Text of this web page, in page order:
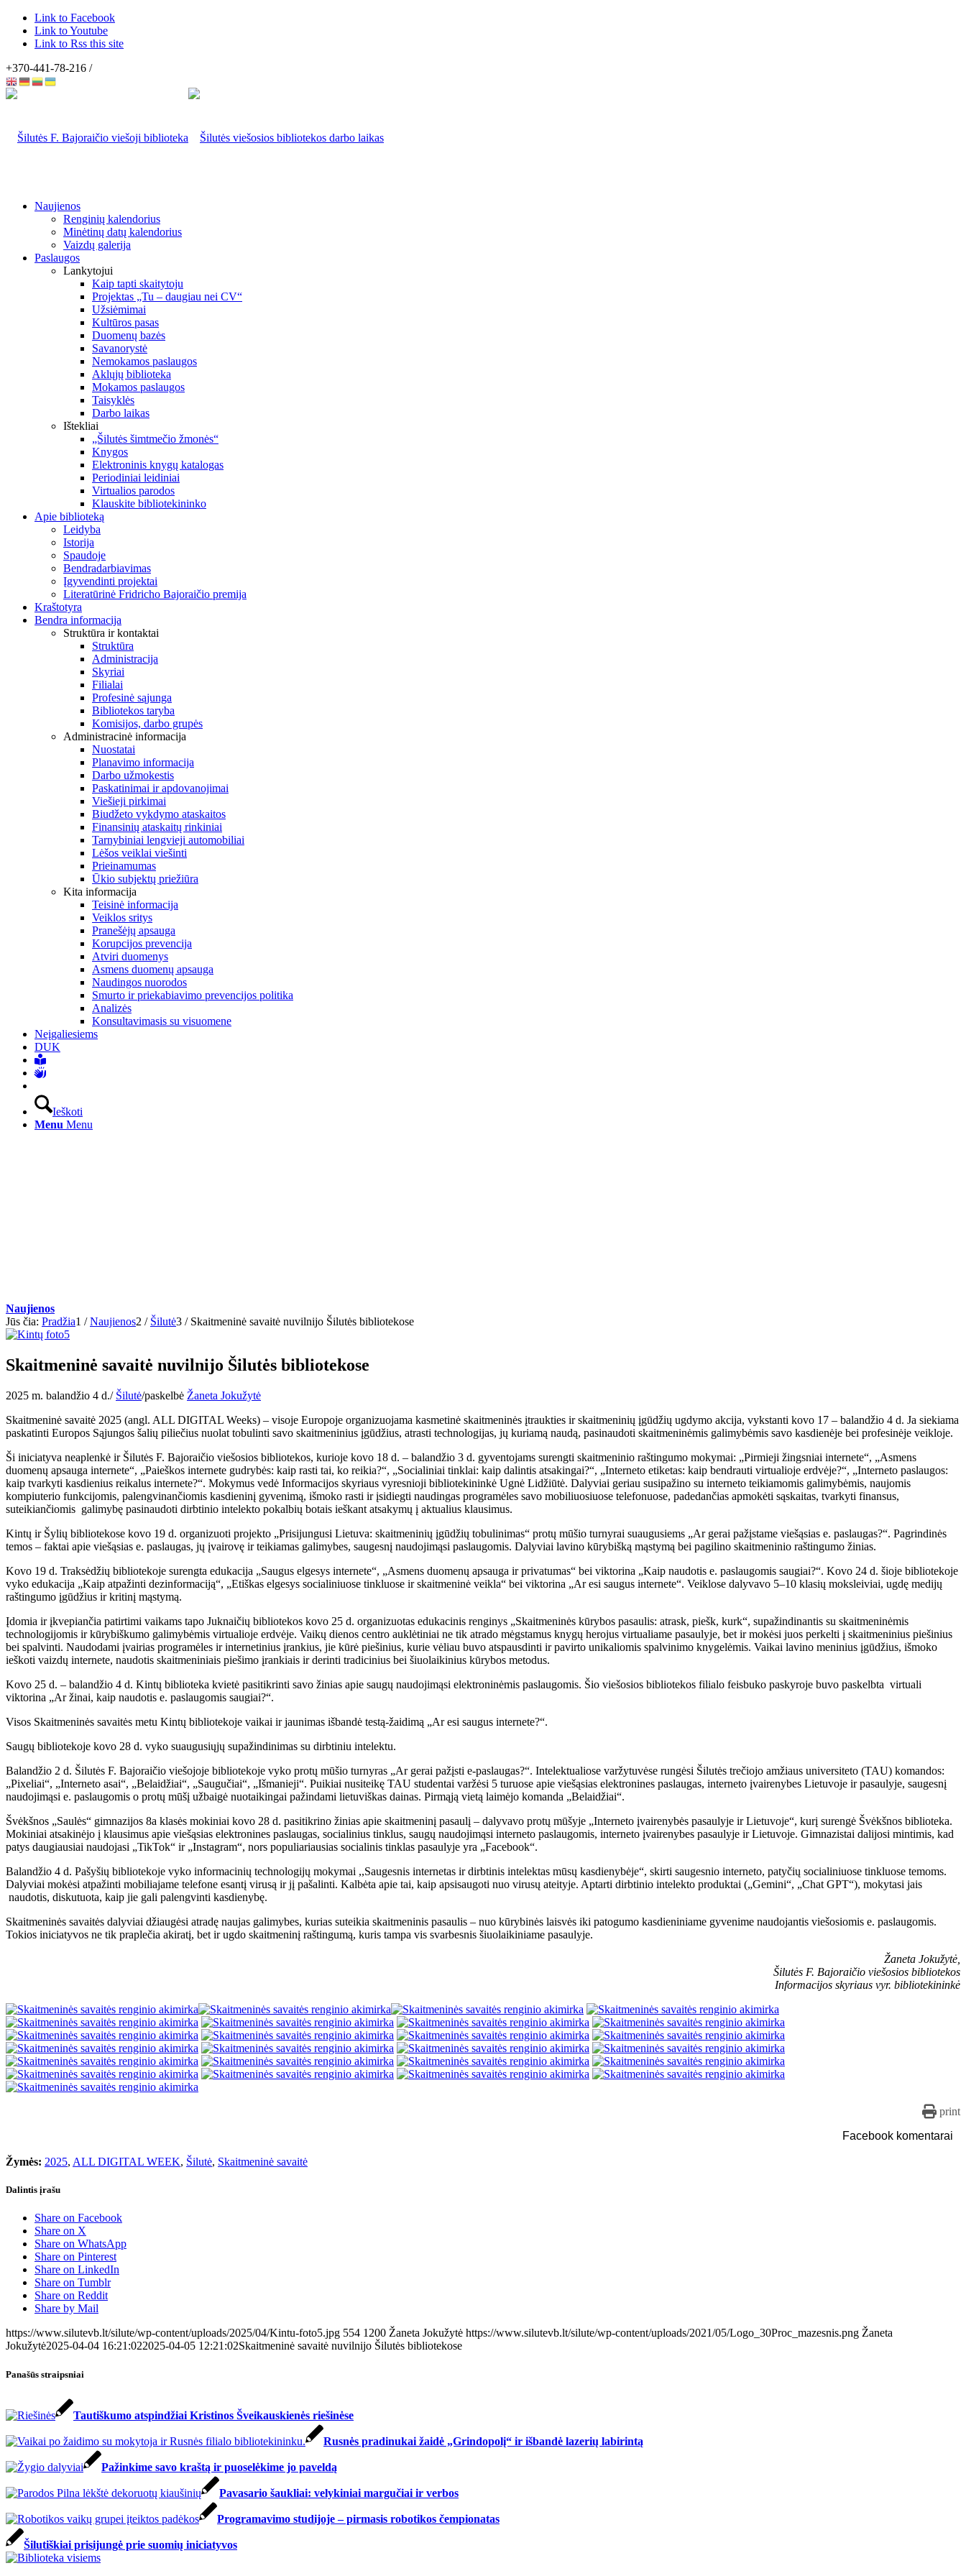
Link to Facebook
Link to Youtube
Link to Rss this site
+370-441-78-216 /
Naujienos
Renginių kalendorius
Minėtinų datų kalendorius
Vaizdų galerija
Paslaugos
Lankytojui
Kaip tapti skaitytoju
Projektas „Tu – daugiau nei CV“
Užsiėmimai
Kultūros pasas
Duomenų bazės
Savanorystė
Nemokamos paslaugos
Aklųjų biblioteka
Mokamos paslaugos
Taisyklės
Darbo laikas
Ištekliai
„Šilutės šimtmečio žmonės“
Knygos
Elektroninis knygų katalogas
Periodiniai leidiniai
Virtualios parodos
Klauskite bibliotekininko
Apie biblioteką
Leidyba
Istorija
Spaudoje
Bendradarbiavimas
Įgyvendinti projektai
Literatūrinė Fridricho Bajoraičio premija
Kraštotyra
Bendra informacija
Struktūra ir kontaktai
Struktūra
Administracija
Skyriai
Filialai
Profesinė sąjunga
Bibliotekos taryba
Komisijos, darbo grupės
Administracinė informacija
Nuostatai
Planavimo informacija
Darbo užmokestis
Paskatinimai ir apdovanojimai
Viešieji pirkimai
Biudžeto vykdymo ataskaitos
Finansinių ataskaitų rinkiniai
Tarnybiniai lengvieji automobiliai
Lėšos veiklai viešinti
Prieinamumas
Ūkio subjektų priežiūra
Kita informacija
Teisinė informacija
Veiklos sritys
Pranešėjų apsauga
Korupcijos prevencija
Atviri duomenys
Asmens duomenų apsauga
Naudingos nuorodos
Smurto ir priekabiavimo prevencijos politika
Analizės
Konsultavimasis su visuomene
Neįgaliesiems
DUK
Ieškoti
Menu Menu
Naujienos
Jūs čia: Pradžia1 / Naujienos2 / Šilutė3 / Skaitmeninė savaitė nuvilnijo Šilutės bibliotekose
Skaitmeninė savaitė nuvilnijo Šilutės bibliotekose
2025 m. balandžio 4 d./ Šilutė/paskelbė Žaneta Jokužytė
Skaitmeninė savaitė 2025 (angl. ALL DIGITAL Weeks) – visoje Europoje organizuojama kasmetinė skaitmeninės įtraukties ir skaitmeninių įgūdžių ugdymo akcija, vykstanti kovo 17 – balandžio 4 d. Ja siekiama
paskatinti Europos Sąjungos šalių piliečius nuolat tobulinti savo skaitmeninius įgūdžius, atrasti technologijas, jų kuriamą naudą, pasinaudoti skaitmeninėmis galimybėmis savo kasdienėje bei profesinėje veikloje.
Ši iniciatyva neaplenkė ir Šilutės F. Bajoraičio viešosios bibliotekos, kurioje kovo 18 d. – balandžio 3 d. gyventojams surengti skaitmeninio raštingumo mokymai: „Pirmieji žingsniai internete“, „Asmens
duomenų apsauga internete“, „Paieškos internete gudrybės: kaip rasti tai, ko reikia?“, „Socialiniai tinklai: kaip dalintis atsakingai?“, „Interneto etiketas: kaip bendrauti virtualioje erdvėje?“, „Interneto paslaugos:
kaip tvarkyti kasdienius reikalus internete?“. Mokymus vedė Informacijos skyriaus vyresnioji bibliotekininkė Ugnė Lidžiūtė. Dalyviai geriau susipažino su interneto teikiamomis galimybėmis, naujomis
kompiuterio funkcijomis, palengvinančiomis kasdieninį gyvenimą, išmoko rasti ir įsidiegti naudingas programėles savo mobiliuosiuose telefonuose, padedančias apmokėti sąskaitas, tvarkyti finansus,
suteikiančiomis galimybę pasinaudoti dirbtinio intelekto pokalbių botais ieškant atsakymų į aktualius klausimus.
Kintų ir Šylių bibliotekose kovo 19 d. organizuoti projekto „Prisijungusi Lietuva: skaitmeninių įgūdžių tobulinimas“ protų mūšio turnyrai suaugusiems „Ar gerai pažįstame viešąsias e. paslaugas?“. Pagrindinės
temos – faktai apie viešąsias e. paslaugas, jų įvairovę ir teikiamas galimybes, saugesnį naudojimąsi paslaugomis. Dalyviai lavino kūrybišką mąstymą bei pagilino skaitmeninio raštingumo žinias.
Kovo 19 d. Traksėdžių bibliotekoje surengta edukacija „Saugus elgesys internete“, „Asmens duomenų apsauga ir privatumas“ bei viktorina „Kaip naudotis e. paslaugomis saugiai?“. Kovo 24 d. šioje bibliotekoje
vyko edukacija „Kaip atpažinti dezinformaciją“, „Etiškas elgesys socialiniuose tinkluose ir skaitmeninė veikla“ bei viktorina „Ar esi saugus internete“. Veiklose dalyvavo 5–10 klasių moksleiviai, ugdę medijų
raštingumo įgūdžius ir kritinį mąstymą.
Įdomia ir įkvepiančia patirtimi vaikams tapo Juknaičių bibliotekos kovo 25 d. organizuotas edukacinis renginys „Skaitmeninės kūrybos pasaulis: atrask, piešk, kurk“, supažindinantis su skaitmeninėmis
technologijomis ir kūrybiškumo galimybėmis virtualioje erdvėje. Vaikų dienos centro auklėtiniai ne tik atrado mėgstamus knygų herojus virtualiame pasaulyje, bet ir mokėsi juos perkelti į skaitmeninius piešinius
bei spalvinti. Naudodami įvairias programėles ir internetinius įrankius, jie kūrė piešinius, kurie vėliau buvo atspausdinti ir pavirto unikaliomis spalvinimo knygelėmis. Vaikai lavino meninius įgūdžius, išmoko
ieškoti vaizdų internete, naudotis skaitmeniniais piešimo įrankiais ir derinti tradicinius bei šiuolaikinius kūrybos metodus.
Kovo 25 d. – balandžio 4 d. Kintų biblioteka kvietė pasitikrinti savo žinias apie saugų naudojimąsi elektroninėmis paslaugomis. Šio viešosios bibliotekos filialo feisbuko paskyroje buvo paskelbta virtuali
viktorina „Ar žinai, kaip naudotis e. paslaugomis saugiai?“.
Visos Skaitmeninės savaitės metu Kintų bibliotekoje vaikai ir jaunimas išbandė testą-žaidimą „Ar esi saugus internete?“.
Saugų bibliotekoje kovo 28 d. vyko suaugusiųjų supažindinimas su dirbtiniu intelektu.
Balandžio 2 d. Šilutės F. Bajoraičio viešojoje bibliotekoje vyko protų mūšio turnyras „Ar gerai pažįsti e-paslaugas?“. Intelektualiose varžytuvėse rungėsi Šilutės trečiojo amžiaus universiteto (TAU) komandos:
„Pixeliai“, „Interneto asai“, „Belaidžiai“, „Saugučiai“, „Išmanieji“. Puikiai nusiteikę TAU studentai varžėsi 5 turuose apie viešąsias elektronines paslaugas, interneto įvairenybes Lietuvoje ir pasaulyje, saugesnį
naudojimąsi e. paslaugomis o protų mūšį užbaigė nuotaikingai pažindami lietuviškas dainas. Pirmąją vietą laimėjo komanda „Belaidžiai“.
Švėkšnos „Saulės“ gimnazijos 8a klasės mokiniai kovo 28 d. pasitikrino žinias apie skaitmeninį pasaulį – dalyvavo protų mūšyje „Interneto įvairenybės pasaulyje ir Lietuvoje“, kurį surengė Švėkšnos biblioteka.
Mokiniai atsakinėjo į klausimus apie viešąsias elektronines paslaugas, socialinius tinklus, saugų naudojimąsi interneto paslaugomis, interneto įvairenybes pasaulyje ir Lietuvoje. Gimnazistai dalijosi mintimis, kad
patys daugiausiai naudojasi „TikTok“ ir „Instagram“, nors populiariausias socialinis tinklas pasaulyje yra „Facebook“.
Balandžio 4 d. Pašyšių bibliotekoje vyko informacinių technologijų mokymai ,,Saugesnis internetas ir dirbtinis intelektas mūsų kasdienybėje“, skirti saugesnio interneto, patyčių socialiniuose tinkluose temoms.
Dalyviai mokėsi atpažinti mobiliajame telefone esantį virusą ir jį pašalinti. Kalbėta apie tai, kaip apsisaugoti nuo virusų ateityje. Aptarti dirbtinio intelekto produktai („Gemini“, „Chat GPT“), mokytasi jais
naudotis, diskutuota, kaip jie gali palengvinti kasdienybę.
Skaitmeninės savaitės dalyviai džiaugėsi atradę naujas galimybes, kurias suteikia skaitmeninis pasaulis – nuo kūrybinės laisvės iki patogumo kasdieniniame gyvenime naudojantis viešosiomis e. paslaugomis.
Tokios iniciatyvos ne tik praplečia akiratį, bet ir ugdo skaitmeninį raštingumą, kuris tampa vis svarbesnis šiuolaikiniame pasaulyje.
Žaneta Jokužytė,
Šilutės F. Bajoraičio viešosios bibliotekos
Informacijos skyriaus vyr. bibliotekininkė
print
Facebook komentarai
Žymės: 2025, ALL DIGITAL WEEK, Šilutė, Skaitmeninė savaitė
Dalintis įrašu
Share on Facebook
Share on X
Share on WhatsApp
Share on Pinterest
Share on LinkedIn
Share on Tumblr
Share on Reddit
Share by Mail
https://www.silutevb.lt/silute/wp-content/uploads/2025/04/Kintu-foto5.jpg 554 1200 Žaneta Jokužytė https://www.silutevb.lt/silute/wp-content/uploads/2021/05/Logo_30Proc_mazesnis.png Žaneta
Jokužytė2025-04-04 16:21:022025-04-05 12:21:02Skaitmeninė savaitė nuvilnijo Šilutės bibliotekose
Panašūs straipsniai
Tautiškumo atspindžiai Kristinos Šveikauskienės riešinėse
Rusnės pradinukai žaidė „Grindopolį“ ir išbandė lazerių labirintą
Pažinkime savo kraštą ir puoselėkime jo paveldą
Pavasario šaukliai: velykiniai margučiai ir verbos
Programavimo studijoje – pirmasis robotikos čempionatas
Šilutiškiai prisijungė prie suomių iniciatyvos